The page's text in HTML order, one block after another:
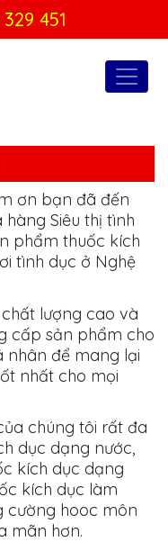
451
ơn bạn đã đến
Siêu thị tình
phẩm thuốc kích
tình dục ở Nghệ
lượng cao và
cấp sản phẩm cho
nhân để mang lại
nhất cho mọi
chúng tôi rất đa
dục dạng nước,
kích dục dạng
kích dục làm
cường hooc môn
mãn hơn.